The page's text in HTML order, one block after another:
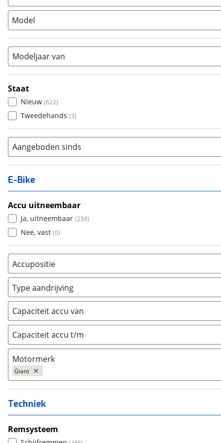
Stadsfiets (602)
Tandem
Model
Modeljaar van
Staat
Nieuw (622)
Tweedehands (3)
Aangeboden sinds
E-Bike
Accu uitneembaar
Ja, uitneembaar (239)
Nee, vast (0)
Accupositie
Bagagedrager (84)
Frame (312)
Vloer (0
Achterbank (0)
Kofferbak (0)
Overig (0)
Type aandrijving
Achterwiel (0)
Trapas
Voorwiel
Capaciteit accu van
Capaciteit accu t/m
Motormerk
Giant
Bosch (2555)
Yamaha
Stromer (6)
Giant (625)
Techniek
Remsysteem